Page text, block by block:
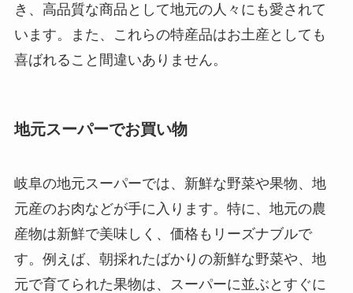
き、高品質な商品として地元の人々にも愛されて
います。また、これらの特産品はお土産としても
喜ばれること間違いありません。
地元スーパーでお買い物
岐阜の地元スーパーでは、新鮮な野菜や果物、地
元産のお肉などが手に入ります。特に、地元の農
産物は新鮮で美味しく、価格もリーズナブルで
す。例えば、朝採れたばかりの新鮮な野菜や、地
元で育てられた果物は、スーパーに並ぶとすぐに